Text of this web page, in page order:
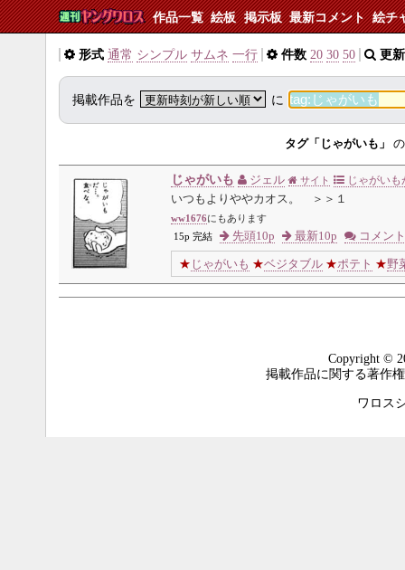
作品一覧 絵板 掲示板 最新コメント 絵チ
形式 通常 シンプル サムネ 一行 件数 20 30 50 更
掲載作品を に
タグ「じゃがいも」
じゃがいも ジェル サイト
じゃがい
いつもよりややカオス。 ＞＞１
ww1676にもあります
15p 完結
先頭10p 最新10p コメント
★ じゃがいも ★ベジタブル ★ポテト ★野
Copyright ©
掲載作品に関する著作
ワロス